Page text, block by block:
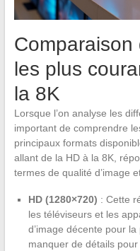
Comparaison
les plus
la 8K
Lorsque l’on analyse les
important de comprendre
principaux formats
allant de la HD à la 8K,
termes de qualité d’image
HD (1280×720) : Cette
les téléviseurs et les
d’image décente pour
manquer de détails